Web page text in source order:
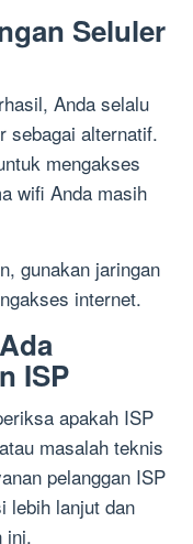
Seluler
Anda selalu
sebagai alternatif.
mengakses
wifi Anda masih
gunakan jaringan
internet.
ISP
apakah ISP
masalah teknis
pelanggan ISP
lebih lanjut dan
ini.